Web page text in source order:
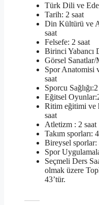
Türk Dili ve
Tarih: 2 saat
Din Kültürü ve
saat
Felsefe: 2 saat
Birinci Yabancı
Görsel Sanatlar/
Spor Anatomisi
saat
Sporcu
Eğitsel
Ritim eğitimi ve
saat
Atletizm : 2 saat
Takım sporları:
Bireysel sporlar:
Spor
Seçmeli Ders
olmak üzere
43’tür.